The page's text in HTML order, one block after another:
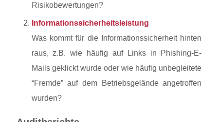
Risikobewertungen?
Informationssicherheitsleistung
Was kommt für die Informationssicherheit hinten
raus, z.B. wie häufig auf Links in Phishing-E-
Mails geklickt wurde oder wie häufig unbegleitete
“Fremde” auf dem Betriebsgelände angetroffen
wurden?